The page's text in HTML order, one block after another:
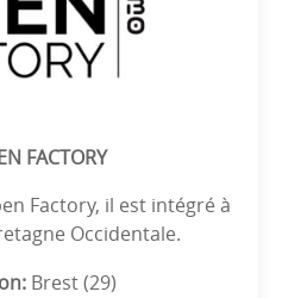
FACTORY
Factory, il est intégré à
Occidentale.
Brest (29)